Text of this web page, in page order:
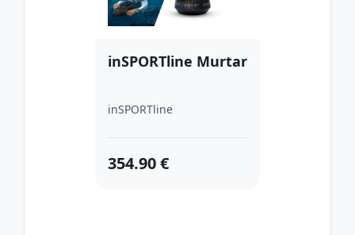
inSPORTline Murtar
inSPORTline
354.90 €